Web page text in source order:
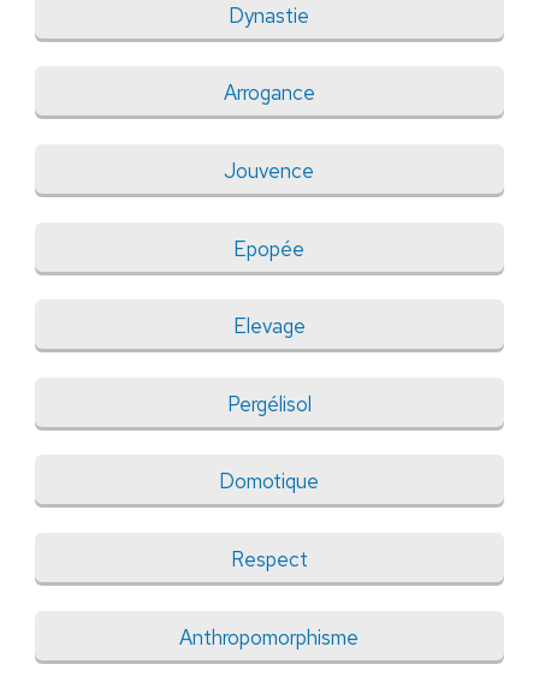
Dynastie
Arrogance
Jouvence
Epopée
Elevage
Pergélisol
Domotique
Respect
Anthropomorphisme